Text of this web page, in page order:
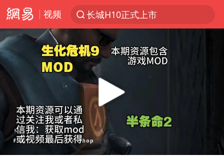
视频
长城H10正式上市
探寻“技能+”促就业创业新路
印度暴发金迪普拉病毒
美国退回1000亿美元关税
“事业单位招聘不是人情买卖”
Play
00:00